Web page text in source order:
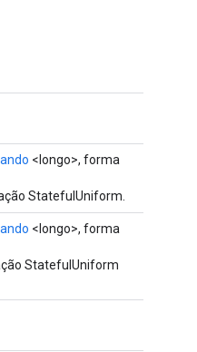
<longo>, forma
StatefulUniform.
<longo>, forma
StatefulUniform